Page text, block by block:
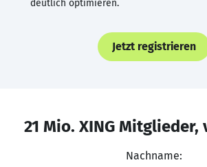
deutlich optimieren.
Jetzt registrieren
21 Mio. XING Mitglieder,
Nachname: